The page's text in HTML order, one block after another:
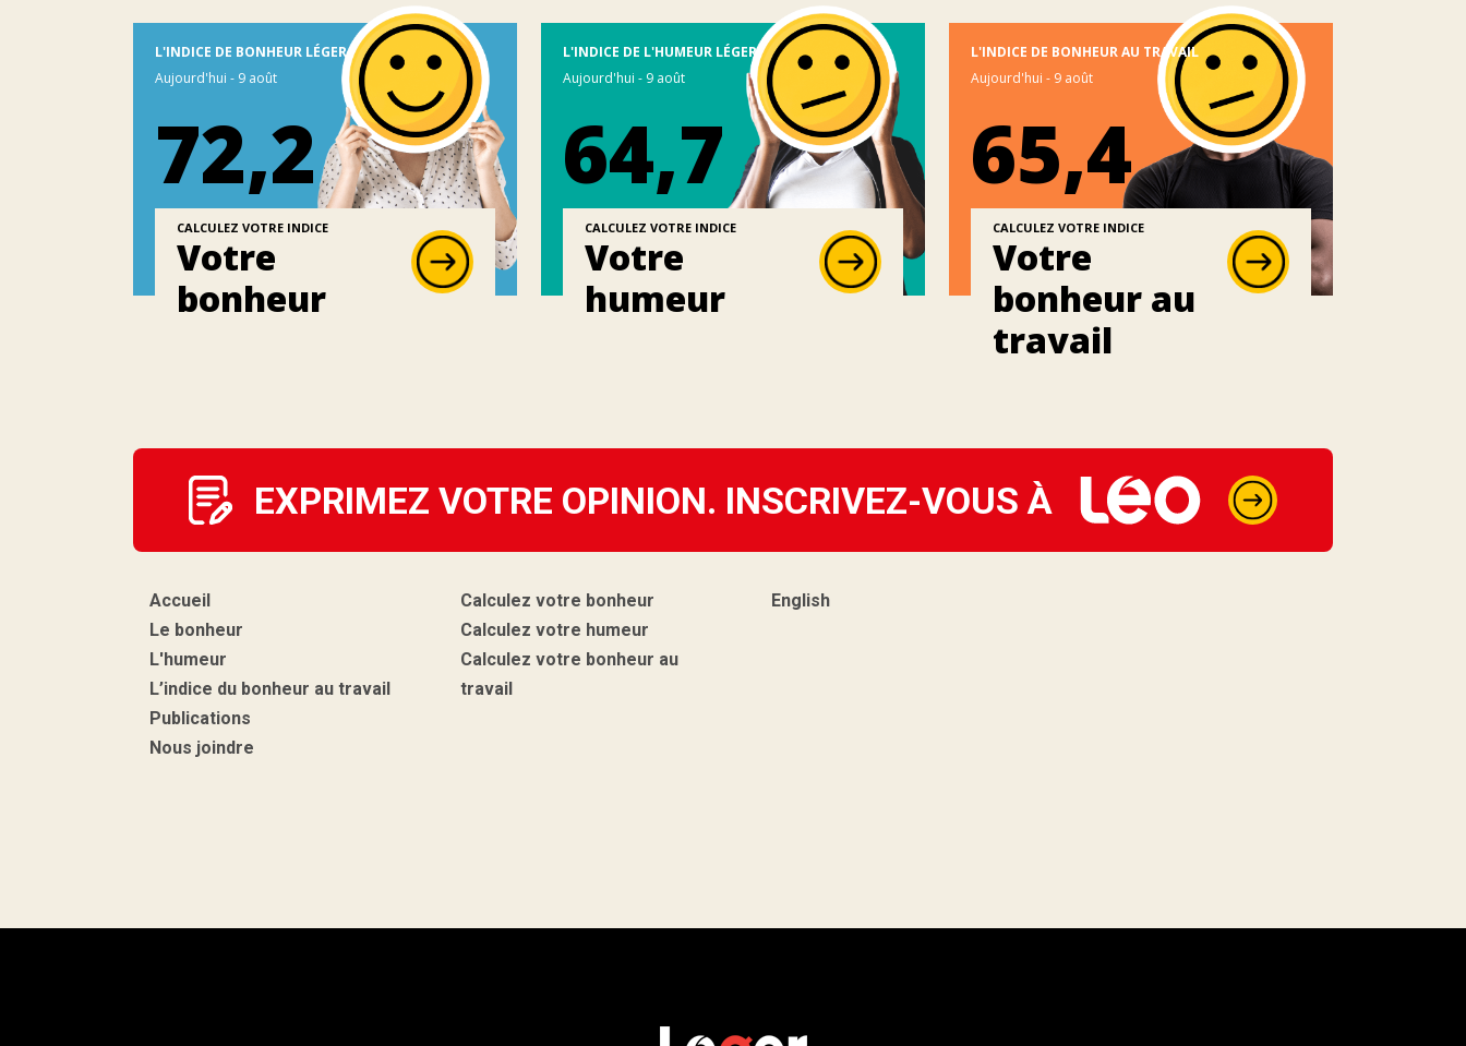
L'INDICE DE BONHEUR LÉGER
Aujourd'hui - 9 août
72,2
CALCULEZ VOTRE INDICE
Votre
bonheur
L'INDICE DE L'HUMEUR LÉGER
Aujourd'hui - 9 août
64,7
CALCULEZ VOTRE INDICE
Votre
humeur
L'INDICE DE BONHEUR AU TRAVAIL
Aujourd'hui - 9 août
65,4
CALCULEZ VOTRE INDICE
Votre
bonheur au
travail
EXPRIMEZ VOTRE OPINION. INSCRIVEZ-VOUS À
Accueil
Le bonheur
L'humeur
L’indice du bonheur au travail
Publications
Nous joindre
Calculez votre bonheur
Calculez votre humeur
Calculez votre bonheur au
travail
English